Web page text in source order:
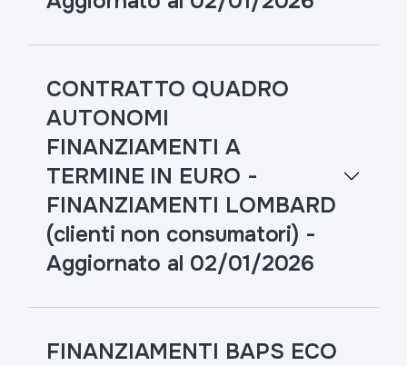
CONTRATTO QUADRO
AUTONOMI
FINANZIAMENTI A
TERMINE IN EURO -
FINANZIAMENTI LOMBARD
(clienti non consumatori) -
Aggiornato al 02/01/2026
FINANZIAMENTI BAPS ECO